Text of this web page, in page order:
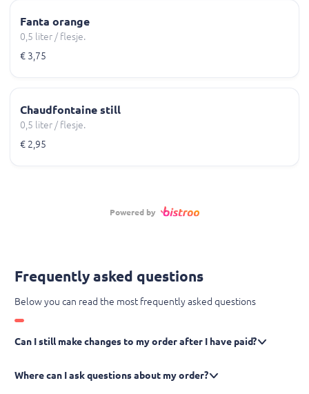
Fanta orange
0,5 liter / flesje.
€ 3,75
Chaudfontaine still
0,5 liter / flesje.
€ 2,95
Powered by
Frequently asked questions
Below you can read the most frequently asked questions
Can I still make changes to my order after I have paid?
Where can I ask questions about my order?